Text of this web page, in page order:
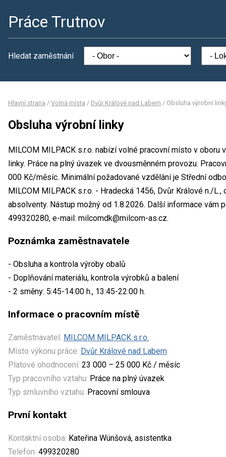
Práce Trutnov
Hledat zaměstnání
Hlavní strana / Volná místa / Dvůr Králové nad Labem / Obsluha výrobní
Obsluha výrobní linky
MILCOM MILPACK s.r.o. nabízí volné pracovní místo v
linky. Práce na plný úvazek ve dvousměnném provozu.
000 Kč/měsíc. Minimální požadované vzdělání je Střední
MILCOM MILPACK s.r.o. - Hradecká 1456, Dvůr Králové n./
absolventy. Nástup možný od 1.8.2026. Další informace vám
499320280, e-mail: milcomdk@milcom-as.cz.
Poznámka zaměstnavatele
- Obsluha a kontrola výroby obalů
- Doplňování materiálu, kontrola výrobků a balení
- 2 směny: 5:45-14:00 h., 13:45-22:00 h.
Informace o pracovním místě
Zaměstnavatel: MILCOM MILPACK s.r.o.
Místo výkonu práce: Dvůr Králové nad Labem
Platové ohodnocení: 23 000 – 25 000 Kč / měsíc
Typ pracovního vztahu: Práce na plný úvazek
Typ smluvního vztahu: Pracovní smlouva
První kontakt
Kontaktní osoba: Kateřina Wünšová, asistentka
Telefon: 499320280